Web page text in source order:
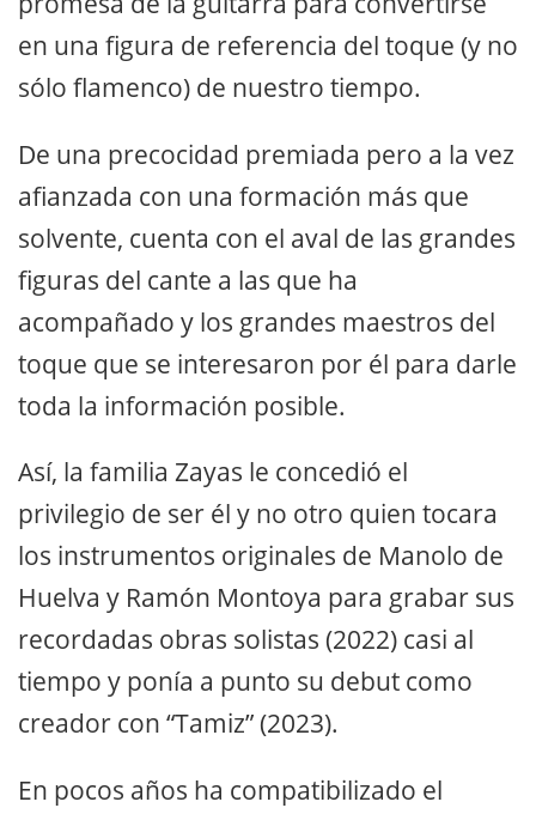
en una figura de referencia del toque (y no
sólo flamenco) de nuestro tiempo.
De una precocidad premiada pero a la vez
afianzada con una formación más que
solvente, cuenta con el aval de las grandes
figuras del cante a las que ha
acompañado y los grandes maestros del
toque que se interesaron por él para darle
toda la información posible.
Así, la familia Zayas le concedió el
privilegio de ser él y no otro quien tocara
los instrumentos originales de Manolo de
Huelva y Ramón Montoya para grabar sus
recordadas obras solistas (2022) casi al
tiempo y ponía a punto su debut como
creador con “Tamiz” (2023).
En pocos años ha compatibilizado el